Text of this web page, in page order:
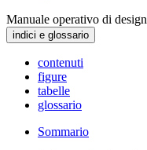
Manuale operativo di design
indici e glossario
contenuti
figure
tabelle
glossario
Sommario